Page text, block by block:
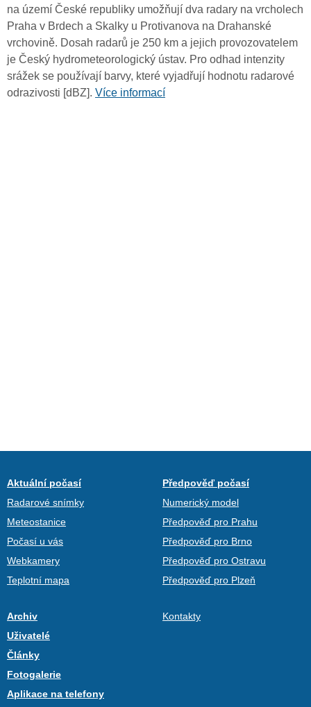
na území České republiky umožňují dva radary na vrcholech
Praha v Brdech a Skalky u Protivanova na Drahanské
vrchovině. Dosah radarů je 250 km a jejich provozovatelem
je Český hydrometeorologický ústav. Pro odhad intenzity
srážek se používají barvy, které vyjadřují hodnotu radarové
odrazivosti [dBZ]. Více informací
Aktuální počasí
Radarové snímky
Meteostanice
Počasí u vás
Webkamery
Teplotní mapa
Předpověď počasí
Numerický model
Předpověď pro Prahu
Předpověď pro Brno
Předpověď pro Ostravu
Předpověď pro Plzeň
Archiv
Uživatelé
Články
Fotogalerie
Aplikace na telefony
Kontakty